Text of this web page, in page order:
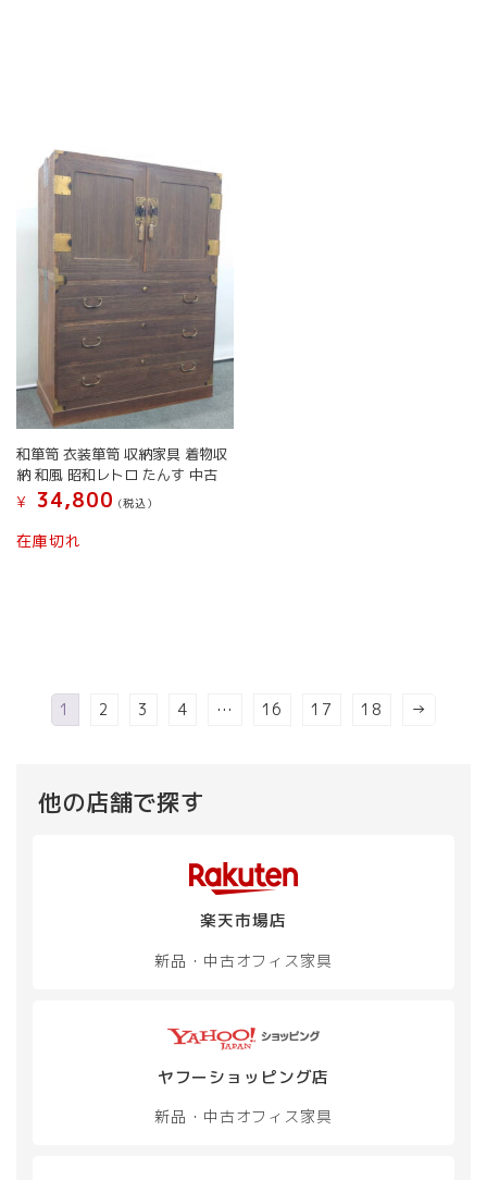
和箪笥 衣装箪笥 収納家具 着物収
納 和風 昭和レトロ たんす 中古
¥
34,800 (税込）
在庫切れ
1 2 3 4 … 16 17 18 →
他の店舗で探す
楽天市場店
新品・中古オフィス家具
ヤフーショッピング店
新品・中古オフィス家具